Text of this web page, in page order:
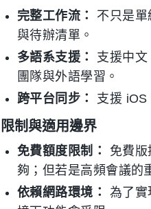
完整工作流：
不只是
與待辦清單。
多語系支援：
支援中
團隊與外語學習。
跨平台同步：
支援 iOS
限制與適用邊界
免費額度限制：
免費
夠；但若是高頻會議的
依賴網路環境：
為了實